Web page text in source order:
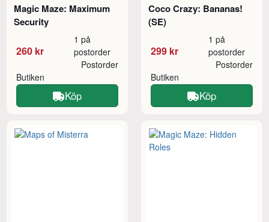
Magic Maze: Maximum
Security
260 kr
1 på
postorder
Butiken
Postorder
Köp
Coco Crazy: Bananas!
(SE)
299 kr
1 på
postorder
Butiken
Postorder
Köp